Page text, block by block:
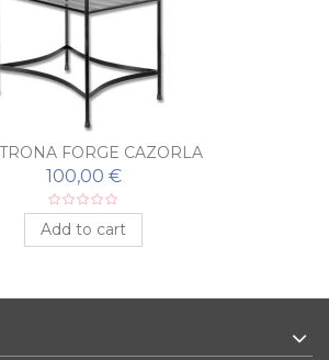
FORGE CAZORLA
100,00 €
Add to cart